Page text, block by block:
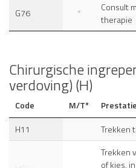
G76 *
Consult
therapie
Chirurgische
verdoving) (H)
Code M/T*
H11 Trekken
Trekken
of kies,